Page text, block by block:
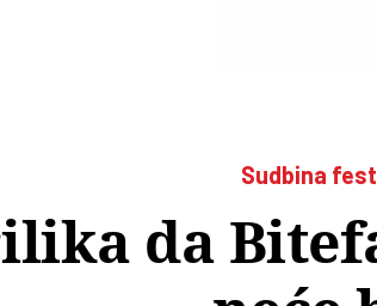
Sudbina
da